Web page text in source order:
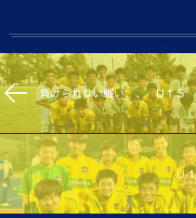
負けられない戦い、、 U１
Ｕ